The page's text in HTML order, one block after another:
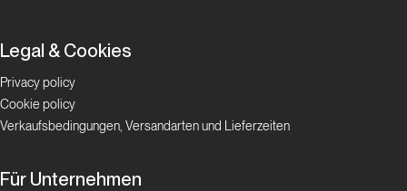
Legal & Cookies
Privacy policy
Cookie policy
Verkaufsbedingungen, Versandarten und Lieferzeiten
Für Unternehmen